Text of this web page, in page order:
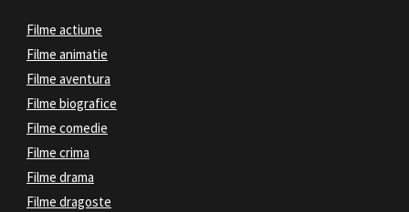
Filme actiune
Filme animatie
Filme aventura
Filme biografice
Filme comedie
Filme crima
Filme drama
Filme dragoste